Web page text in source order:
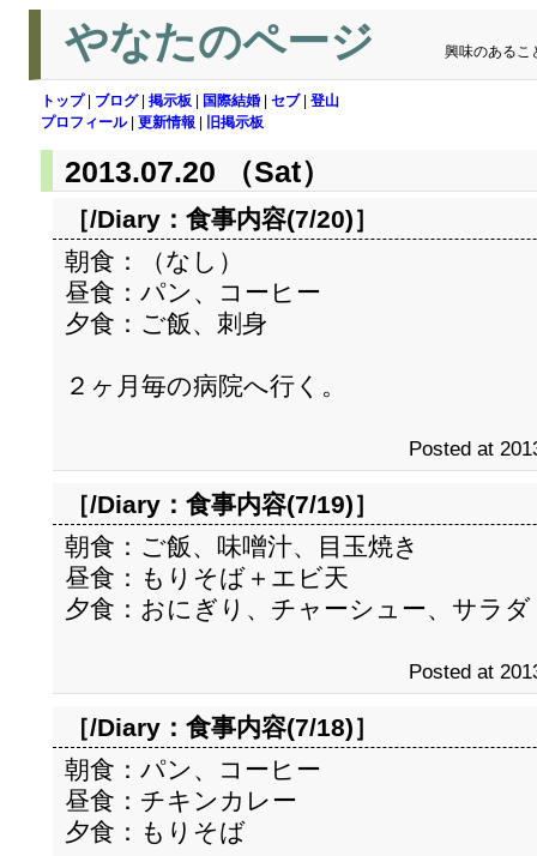
やなたのページ 興味のあるこ
トップ| ブログ| 掲示板 国際結婚 セブ| 登山
プロフィール| 更新情報 旧掲示板
2013.07.20 （Sat）
［/Diary： 食事内容(7/20)］
朝食：（なし）
昼食：パン、コーヒー
夕食：ご飯、刺身
２ヶ月毎の病院へ行く。
Posted at
［/Diary： 食事内容(7/19)］
朝食：ご飯、味噌汁、目玉焼き
昼食：もりそば＋エビ天
夕食：おにぎり、チャーシュー、サラダ
Posted at
［/Diary： 食事内容(7/18)］
朝食：パン、コーヒー
昼食：チキンカレー
夕食：もりそば